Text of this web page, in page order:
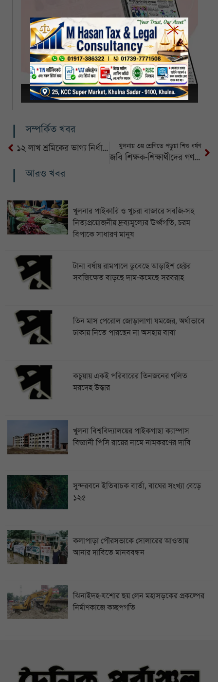
সম্পর্কিত খবর
১২ লাখ শ্রমিকের ভাগ্য নির্ধারণ আজ খুলনায় ৩য় শ্রেণিতে পড়ুয়া শিশু ধর্ষণ
জবি শিক্ষক-শিক্ষার্থীদের গণঅনশন চলছে
আরও খবর
খুলনার পাইকারি ও খুচরা বাজারে সবজি-সহ
নিত্যপ্রয়োজনীয় দ্রব্যমূল্যের ঊর্ধ্বগতি, চরম
বিপাকে সাধারণ মানুষ
টানা বর্ষায় রামপালে ডুবেছে আড়াইশ হেক্টর
সবজিক্ষেত বাড়ছে দাম-কমেছে সরবরাহ
তিন মাস পেরোল জোড়ালাগা যমজের, অর্থাভাবে
ঢাকায় নিতে পারছেন না অসহায় বাবা
কচুয়ায় একই পরিবারের তিনজনের গলিত
মরদেহ উদ্ধার
খুলনা বিশ্ববিদ্যালয়ের পাইকগাছা ক্যাম্পাস
বিজ্ঞানী পিসি রায়ের নামে নামকরণের দাবি
সুন্দরবনে ইতিবাচক বার্তা, বাঘের সংখ্যা বেড়ে
১২৫
কলাপাড়া পৌরসভাকে সোলারের আওতায়
আনার দাবিতে মানববন্ধন
ঝিনাইদহ-যশোর ছয় লেন মহাসড়কের প্রকল্পের
নির্মাণকাজে কচ্ছপগতি